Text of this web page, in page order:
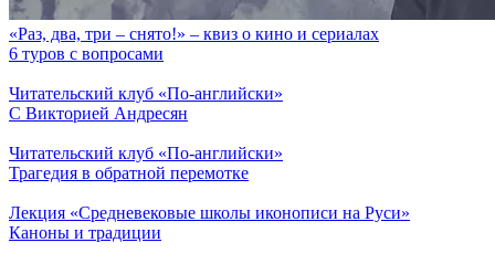
«Раз, два, три – снято!» – квиз о кино и сериалах
6 туров с вопросами
Читательский клуб «По-английски»
С Викторией Андресян
Читательский клуб «По-английски»
Трагедия в обратной перемотке
Лекция «Средневековые школы иконописи на Руси»
Каноны и традиции